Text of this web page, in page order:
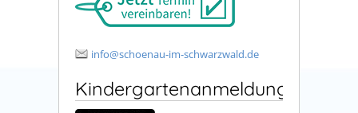
info@schoenau-im-schwarzwald.de
Kindergartenanmeldung